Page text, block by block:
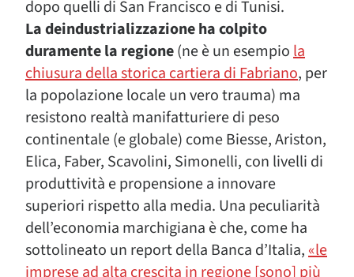
dopo quelli di San Francisco e di Tunisi.
La deindustrializzazione ha colpito
duramente la regione(ne è un esempiola
chiusura della storica cartiera di Fabriano, per
la popolazione locale un vero trauma) ma
resistono realtà manifatturiere di peso
continentale (e globale) come Biesse, Ariston,
Elica, Faber, Scavolini, Simonelli, con livelli di
produttività e propensione a innovare
superiori rispetto alla media. Una peculiarità
dell’economia marchigiana è che, come ha
sottolineato un report della Banca d’Italia,«le
imprese ad alta crescita in regione [sono] più